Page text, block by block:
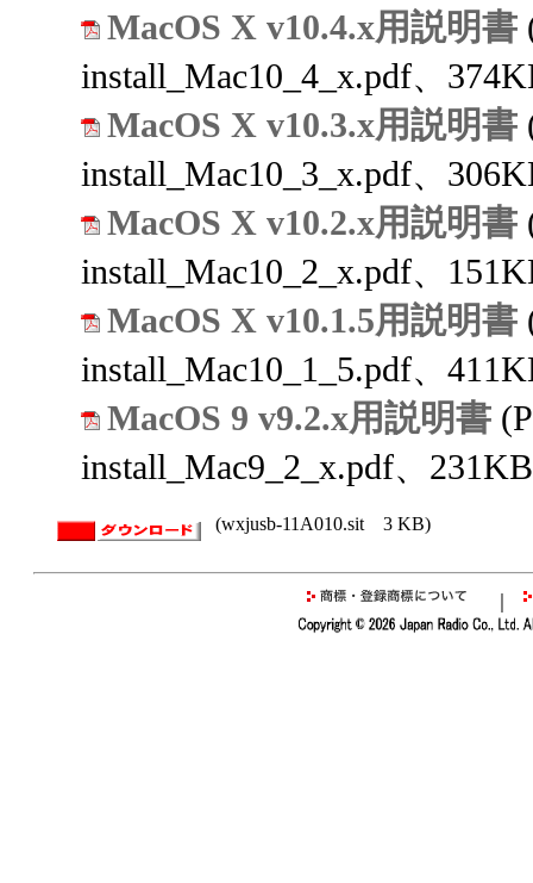
MacOS X v10.4.x用説明書
install_Mac10_4_x.pdf、
MacOS X v10.3.x用説明書
install_Mac10_3_x.pdf、
MacOS X v10.2.x用説明書
install_Mac10_2_x.pdf、
MacOS X v10.1.5用説明書
install_Mac10_1_5.pdf、
MacOS 9 v9.2.x用説明書
install_Mac9_2_x.pdf、
(wxjusb-11A010.sit 3 KB)